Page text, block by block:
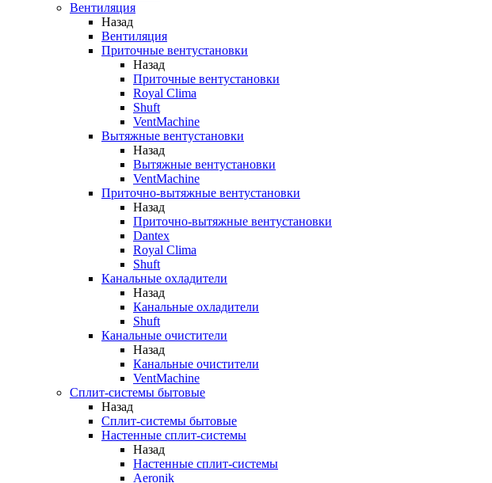
Вентиляция
Назад
Вентиляция
Приточные вентустановки
Назад
Приточные вентустановки
Royal Clima
Shuft
VentMachine
Вытяжные вентустановки
Назад
Вытяжные вентустановки
VentMachine
Приточно-вытяжные вентустановки
Назад
Приточно-вытяжные вентустановки
Dantex
Royal Clima
Shuft
Канальные охладители
Назад
Канальные охладители
Shuft
Канальные очистители
Назад
Канальные очистители
VentMachine
Сплит-системы бытовые
Назад
Сплит-системы бытовые
Настенные сплит-системы
Назад
Настенные сплит-системы
Aeronik